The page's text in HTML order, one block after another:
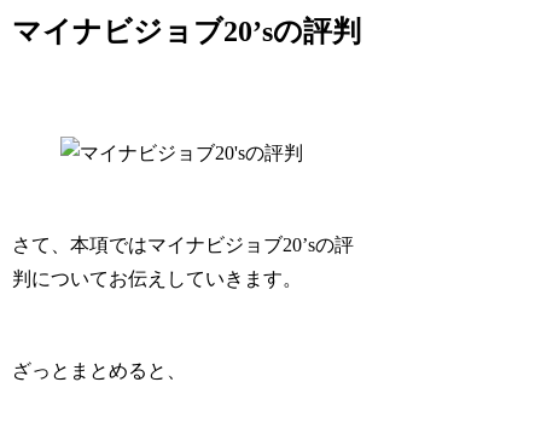
マイナビジョブ20’sの評判
さて、本項ではマイナビジョブ20’sの評
判についてお伝えしていきます。
ざっとまとめると、